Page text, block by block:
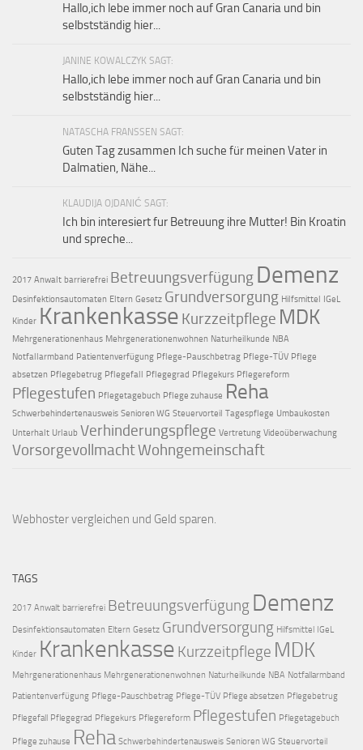
Hallo,ich lebe immer noch auf Gran Canaria und bin
selbstständig hier...
JANINE KOWALCZYK SAGT:
Hallo,ich lebe immer noch auf Gran Canaria und bin
selbstständig hier...
NATASCHA FRANSSEN SAGT:
Guten Tag zusammen Ich suche für meinen Vater in
Dalmatien, Nähe...
KLAUDIJA OJDANIĆ SAGT:
Ich bin interesiert fur Betreuung ihre Mutter! Bin Kroatin
und spreche...
2017 Anwalt barrierefrei Betreuungsverfügung Demenz
Desinfektionsautomaten Eltern Gesetz Grundversorgung Hilfsmittel IGeL
Kinder Krankenkasse Kurzzeitpflege MDK
Mehrgenerationenhaus Mehrgenerationenwohnen Naturheilkunde NBA
Notfallarmband Patientenverfügung Pflege-Pauschbetrag Pflege-TÜV Pflege
absetzen Pflegebetrug Pflegefall Pflegegrad Pflegekurs Pflegereform
Pflegestufen Pflegetagebuch Pflege zuhause Reha
Schwerbehindertenausweis Senioren WG Steuervorteil Tagespflege Umbaukosten
Unterhalt Urlaub Verhinderungspflege Vertretung Videoüberwachung
VorsorgevollmachtWohngemeinschaft
Webhoster vergleichen und Geld sparen.
TAGS
2017 Anwalt barrierefrei Betreuungsverfügung Demenz
Desinfektionsautomaten Eltern Gesetz Grundversorgung Hilfsmittel IGeL
Kinder Krankenkasse Kurzzeitpflege MDK
Mehrgenerationenhaus Mehrgenerationenwohnen Naturheilkunde NBA Notfallarmband
Patientenverfügung Pflege-Pauschbetrag Pflege-TÜV Pflege absetzen Pflegebetrug
Pflegefall Pflegegrad Pflegekurs Pflegereform Pflegestufen Pflegetagebuch
Pflege zuhause Reha Schwerbehindertenausweis Senioren WG Steuervorteil